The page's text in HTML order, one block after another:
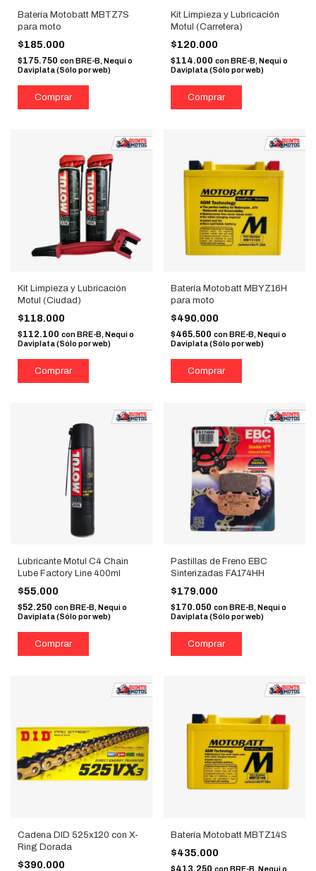
Batería Motobatt MBTZ7S
para moto
$185.000
$175.750 con BRE-B, Nequi o
Daviplata (Sólo por web)
Kit Limpieza y Lubricación
Motul (Carretera)
$120.000
$114.000 con BRE-B, Nequi o
Daviplata (Sólo por web)
Kit Limpieza y Lubricación
Motul (Ciudad)
$118.000
$112.100 conBRE-B, Nequi o
Daviplata (Sólo por web)
Batería Motobatt MBYZ16H
para moto
$490.000
$465.500 con BRE-B, Nequi o
Daviplata (Sólo por web)
Lubricante Motul C4 Chain
Lube Factory Line 400ml
$55.000
$52.250 con BRE-B, Nequi o
Daviplata (Sólo por web)
Pastillas de Freno EBC
Sinterizadas FA174HH
$179.000
$170.050 con BRE-B, Nequi o
Daviplata (Sólo por web)
Cadena DID 525x120 con X-
Ring Dorada
$390.000
Batería Motobatt MBTZ14S
$435.000
$413.250 con BRE-B, Nequi o